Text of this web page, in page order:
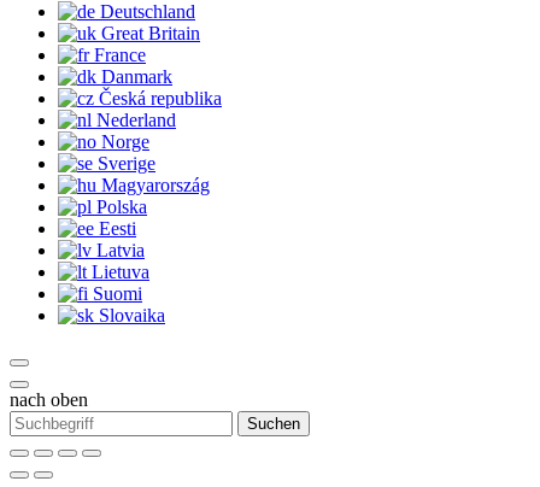
Deutschland
Great Britain
France
Danmark
Česká republika
Nederland
Norge
Sverige
Magyarország
Polska
Eesti
Latvia
Lietuva
Suomi
Slovaika
nach oben
Suchen